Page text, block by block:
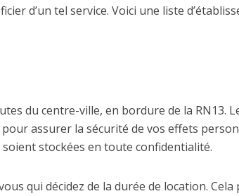
d’un tel service. Voici une liste
du centre-ville, en bordure de la RN13.
assurer la sécurité de vos effets
stockées en toute confidentialité.
qui décidez de la durée de location.